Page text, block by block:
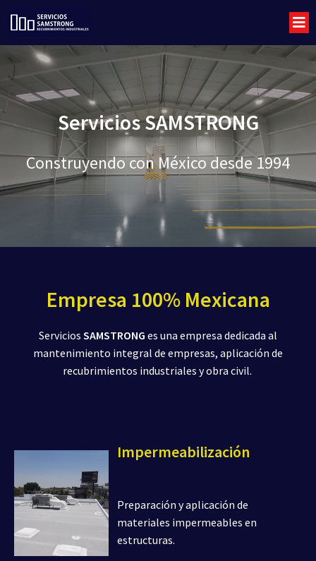
Servicios SAMSTRONG
Construyendo con México desde 1994
Empresa 100% Mexicana
Servicios SAMSTRONG es una empresa dedicada al
mantenimiento integral de empresas, aplicación de
recubrimientos industriales y obra civil.
Impermeabilización
Preparación y aplicación de
materiales impermeables en
estructuras.